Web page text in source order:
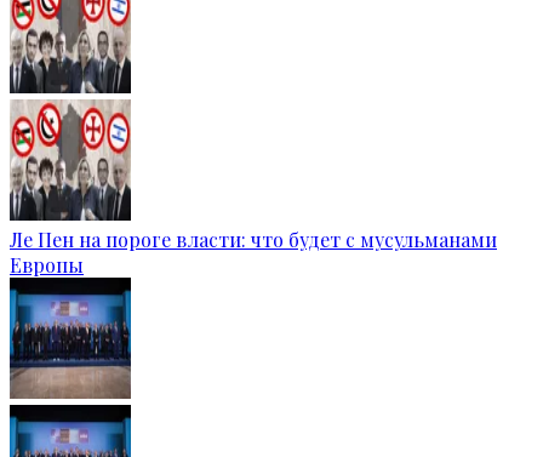
Ле Пен на пороге власти: что будет с мусульманами
Европы